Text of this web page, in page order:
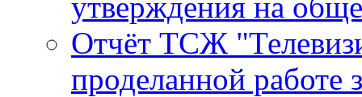
Отчёт ТСЖ
проделанной работе